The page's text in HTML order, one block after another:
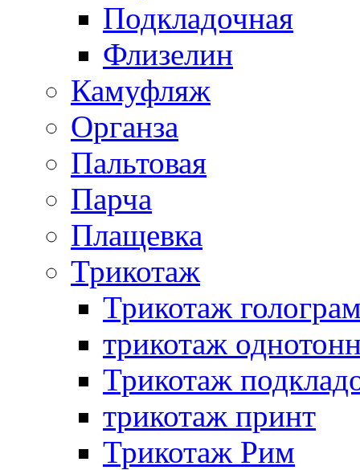
Подкладочная
Флизелин
Камуфляж
Органза
Пальтовая
Парча
Плащевка
Трикотаж
Трикотаж
трикотаж
Трикотаж
трикотаж принт
Трикотаж Рим